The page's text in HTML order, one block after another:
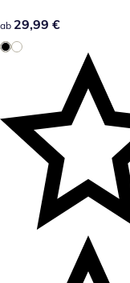
29,99 €
ab 29,99 €